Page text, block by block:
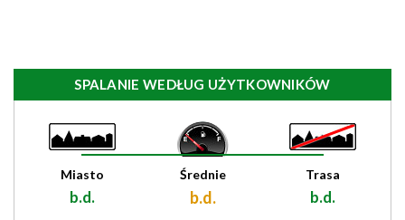
SPALANIE WEDŁUG UŻYTKOWNIKÓW
Miasto
b.d.
Średnie
b.d.
Trasa
b.d.